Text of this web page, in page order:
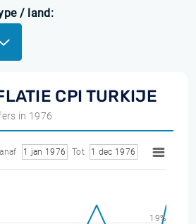
/ land:
CPI TURKIJE
in 1976
1 jan 1976 Tot 1 dec 1976
19%